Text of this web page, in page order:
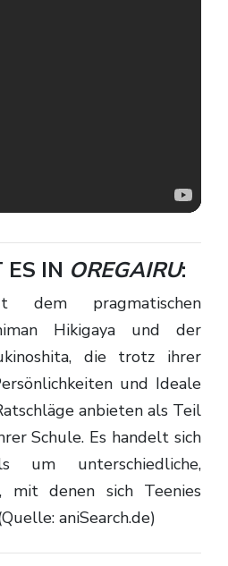
IN OREGAIRU:
Hikigaya und der
die trotz ihrer
und Ideale
anbieten als Teil
Schule. Es handelt sich
um unterschiedliche,
mit denen sich Teenies
aniSearch.de)